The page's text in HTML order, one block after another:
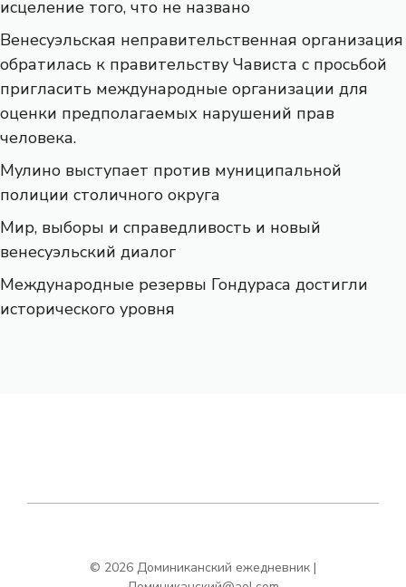
исцеление того, что не названо
Венесуэльская неправительственная организация
обратилась к правительству Чависта с просьбой
пригласить международные организации для
оценки предполагаемых нарушений прав
человека.
Мулино выступает против муниципальной
полиции столичного округа
Мир, выборы и справедливость и новый
венесуэльский диалог
Международные резервы Гондураса достигли
исторического уровня
© 2026 Доминиканский ежедневник |